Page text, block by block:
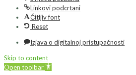
Linkovi podcrtani
Čitljiv font
Reset
Izjava o digitalnoj pristupačnosti
Skip to content
Open toolbar